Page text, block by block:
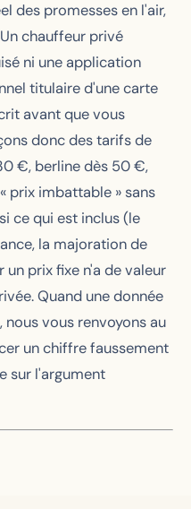
des promesses en l'air,
chauffeur privé
ni une application
titulaire d'une carte
avant que vous
donc des tarifs de
€, berline dès 50 €,
prix imbattable » sans
ce qui est inclus (le
la majoration de
un prix fixe n'a de valeur
Quand une donnée
vous renvoyons au
un chiffre faussement
sur l'argument